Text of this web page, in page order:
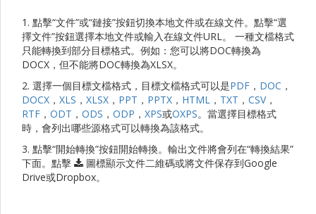
1. 點擊“文件”或“鏈接”按鈕切換本地文件或在線文件。點擊“選
擇文件”按鈕選擇本地文件或輸入在線文件URL。 一種文檔格式
只能轉換到部分目標格式。例如：您可以將DOC轉換為
DOCX，但不能將DOC轉換為XLSX。
2. 選擇一個目標文檔格式，目標文檔格式可以是PDF ， DOC ，
DOCX ， XLS ， XLSX ， PPT ， PPTX ， HTML ， TXT ， CSV，
RTF ， ODT ， ODS ， ODP ， XPS或OXPS。當選擇目標格式
時，會列出哪些源格式可以轉換為該格式。
3. 點擊“開始轉換”按鈕開始轉換。輸出文件將會列在“轉換結果”
下面。點擊
圖標顯示文件二維碼或將文件保存到Google
Drive或Dropbox。